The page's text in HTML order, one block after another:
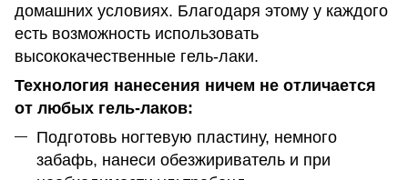
домашних условиях. Благодаря этому у каждого
есть возможность использовать
высококачественные гель-лаки.
Технология нанесения ничем не отличается
от любых гель-лаков:
Подготовь ногтевую пластину, немного
забафь, нанеси обезжириватель и при